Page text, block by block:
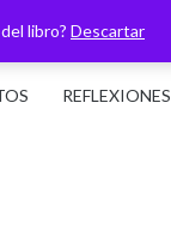
libro? Descartar
REFLEXIONES